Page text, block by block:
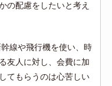
の配慮をしたいと考え
幹線や飛行機を使い、時
友人に対し、会費に加
てもらうのは心苦しい